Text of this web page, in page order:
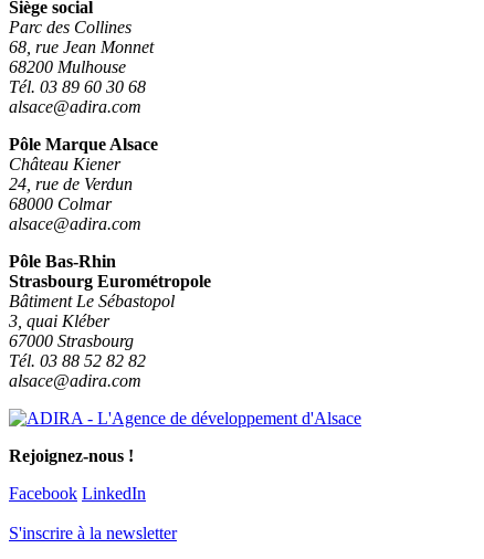
Siège social
Parc des Collines
68, rue Jean Monnet
68200 Mulhouse
Tél. 03 89 60 30 68
alsace@adira.com
Pôle Marque Alsace
Château Kiener
24, rue de Verdun
68000 Colmar
alsace@adira.com
Pôle Bas-Rhin
Strasbourg Eurométropole
Bâtiment Le Sébastopol
3, quai Kléber
67000 Strasbourg
Tél. 03 88 52 82 82
alsace@adira.com
Rejoignez-nous !
Facebook LinkedIn
S'inscrire à la newsletter